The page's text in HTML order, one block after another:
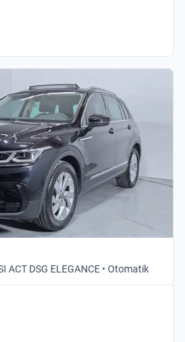
ACT DSG ELEGANCE • Otomatik